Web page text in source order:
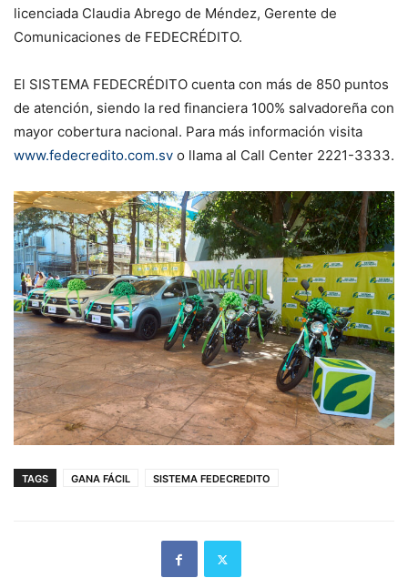
licenciada Claudia Abrego de Méndez, Gerente de
Comunicaciones de FEDECRÉDITO.
El SISTEMA FEDECRÉDITO cuenta con más de 850 puntos
de atención, siendo la red financiera 100% salvadoreña con
mayor cobertura nacional. Para más información visita
www.fedecredito.com.sv o llama al Call Center 2221-3333.
TAGS GANA FÁCIL SISTEMA FEDECREDITO